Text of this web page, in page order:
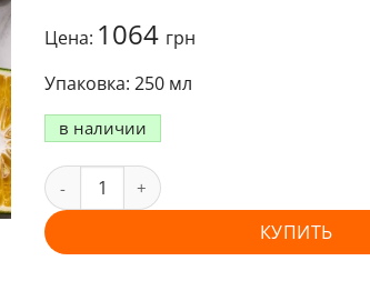
Цена: 1064 грн
250 мл
в наличии
КУПИТЬ